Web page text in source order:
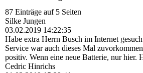
87 Einträge auf 5 Seiten
Silke Jungen
03.02.2019 14:22:35
Habe extra Herrn Busch im Internet
Service war auch dieses Mal
positiv. Wenn eine neue Batterie, nur hier.
Cedric Hinrichs